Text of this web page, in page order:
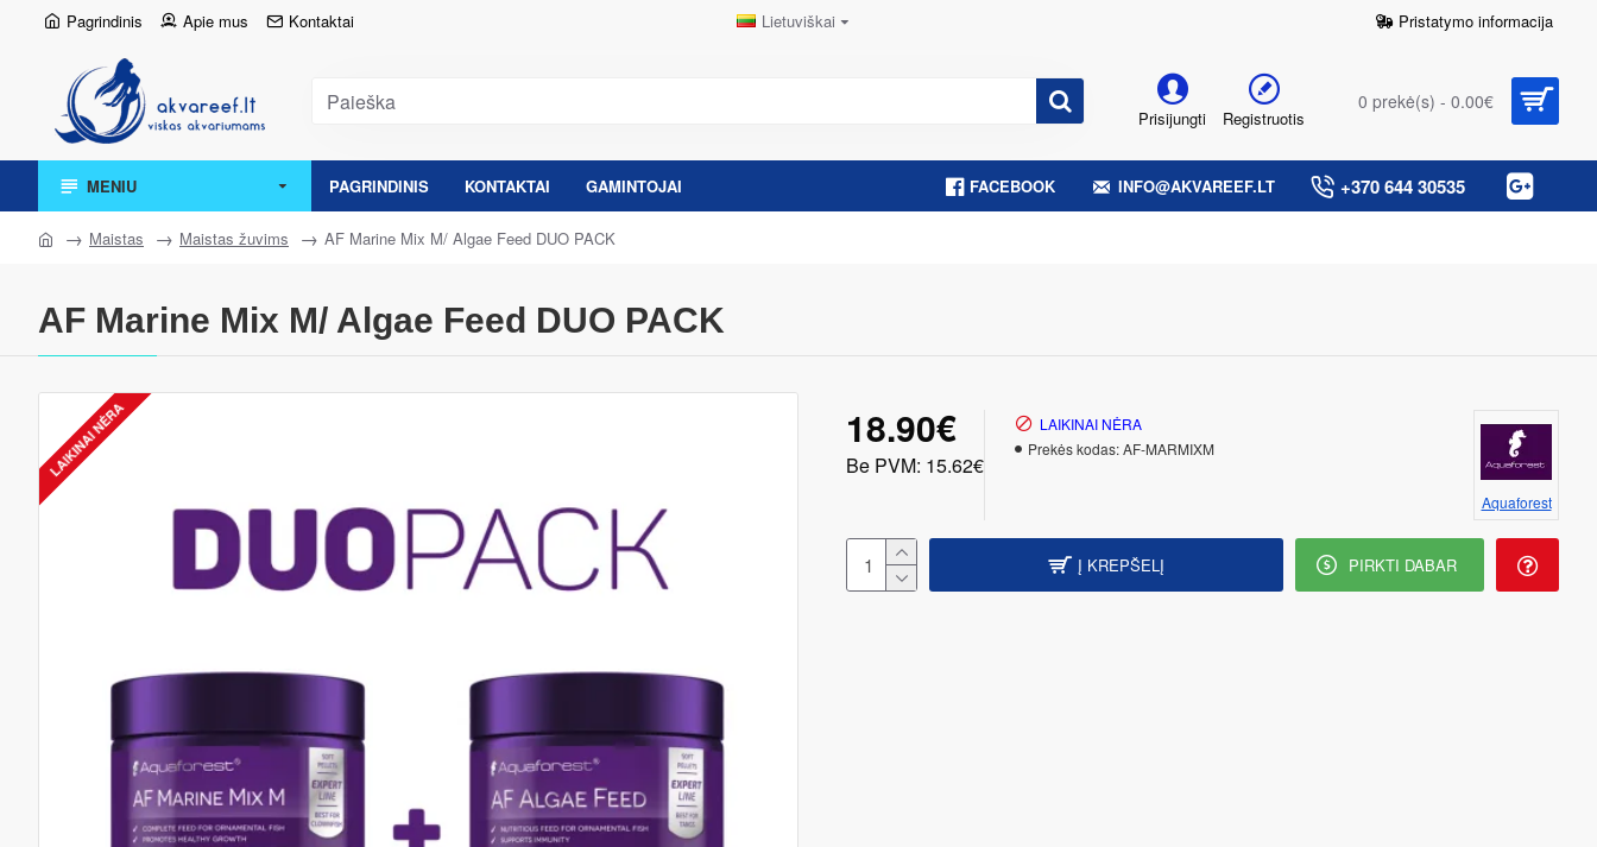
Pagrindinis Apie mus Kontaktai Lietuviškai Pristatymo informacija
Prisijungti Registruotis
0 prekė(s) - 0.00€
MENIU PAGRINDINIS KONTAKTAI GAMINTOJAI FACEBOOK INFO@AKVAREEF.LT +370 644 30535
Maistas Maistas žuvims AF Marine Mix M/ Algae Feed DUO PACK
AF Marine Mix M/ Algae Feed DUO PACK
LAIKINAI NĖRA 18.90€
Be PVM: 15.62€
LAIKINAI NĖRA
Prekės kodas:AF-MARMIXM
Aquaforest
Į KREPŠELĮ PIRKTI DABAR